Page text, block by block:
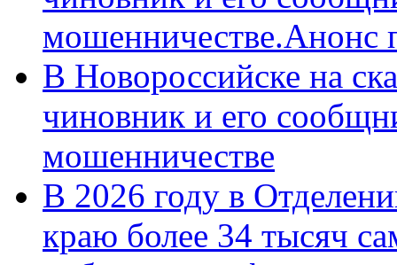
мошенничестве.Анонс
В Новороссийске на
чиновник и его
мошенничестве
В 2026 году в
краю более 34 тысяч